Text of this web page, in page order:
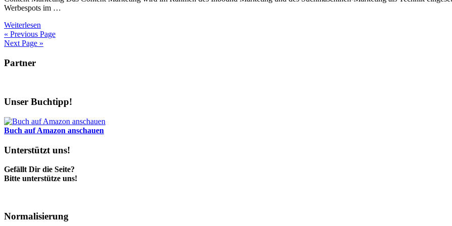
Werbespots im …
Weiterlesen
« Previous Page
Next Page »
Partner
Unser Buchtipp!
Buch auf Amazon anschauen
Unterstützt uns!
Gefällt Dir die Seite?
Bitte unterstütze uns!
Normalisierung